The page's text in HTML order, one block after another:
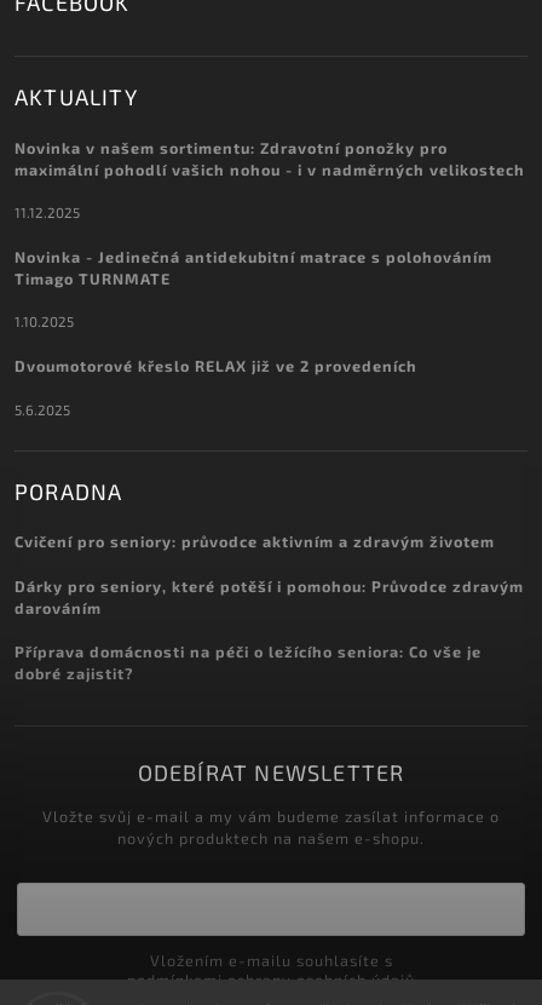
AKTUALITY
Novinka v našem sortimentu: Zdravotní ponožky pro
maximální pohodlí vašich nohou - i v nadměrných velikostech
11.12.2025
Novinka - Jedinečná antidekubitní matrace s polohováním
Timago TURNMATE
1.10.2025
Dvoumotorové křeslo RELAX již ve 2 provedeních
5.6.2025
PORADNA
Cvičení pro seniory: průvodce aktivním a zdravým životem
Dárky pro seniory, které potěší i pomohou: Průvodce zdravým
darováním
Příprava domácnosti na péči o ležícího seniora: Co vše je
dobré zajistit?
ODEBÍRAT NEWSLETTER
Vložte svůj e-mail a my vám budeme zasílat informace o
nových produktech na našem e-shopu.
podmínkami ochrany osobních údajů